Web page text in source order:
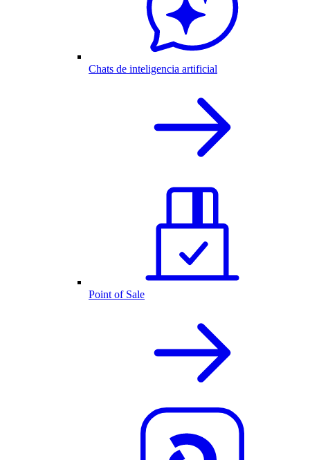
Chats de inteligencia artificial
Point of Sale